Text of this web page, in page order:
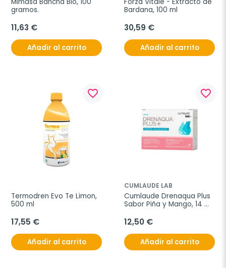
Mimasa Bancha Bio, 100
gramos.
11,63 €
Añadir al carrito
Forza Vitale - Extracto de
Bardana, 100 ml
30,59 €
Añadir al carrito
favorite_border
Termodren Evo Te Limon,
500 ml
17,55 €
Añadir al carrito
favorite_border
CUMLAUDE LAB
Cumlaude Drenaqua Plus
Sabor Piña y Mango, 14
12,50 €
Añadir al carrito